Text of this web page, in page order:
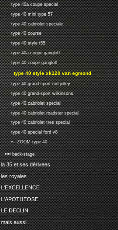
type 40a coupe special
type 40 mini type 57
type 40 cabriolet speciale
type 40 course
type 40 style t55
type 40a coupe gangloff
type 40 coupe gangloff
type 40 style xk120 van egmond
type 40 grand-sport rod jolley
type 40 grand-sport wilkinsons
type 40 cabriolet special
type 40 cabriolet roadster special
type 40 cabriolet tres special
type 40 special ford v8
•-- ZOOM type 40
•••• back-stage
la 35 et ses dérivees
les royales
L'EXCELLENCE
L'APOTHEOSE
LE DECLIN
mais aussi...